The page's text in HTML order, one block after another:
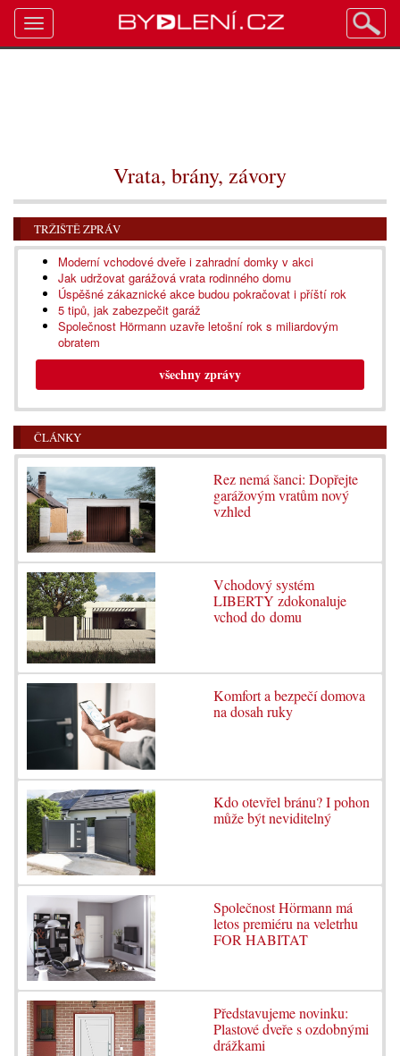
Vrata, brány, závory
TRŽIŠTĚ ZPRÁV
Moderní vchodové dveře i zahradní domky v akci
Jak udržovat garážová vrata rodinného domu
Úspěšné zákaznické akce budou pokračovat i příští rok
5 tipů, jak zabezpečit garáž
Společnost Hörmann uzavře letošní rok s miliardovým
obratem
všechny zprávy
ČLÁNKY
Rez nemá šanci: Dopřejte
garážovým vratům nový
vzhled
Vchodový systém
LIBERTY zdokonaluje
vchod do domu
Komfort a bezpečí domova
na dosah ruky
Kdo otevřel bránu? I pohon
může být neviditelný
Společnost Hörmann má
letos premiéru na veletrhu
FOR HABITAT
Představujeme novinku:
Plastové dveře s ozdobnými
drážkami
Toggle
navigation